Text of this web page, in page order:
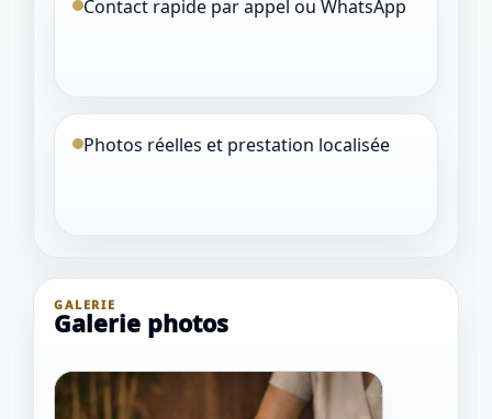
Contact rapide par appel ou WhatsApp
Photos réelles et prestation localisée
GALERIE
Galerie photos